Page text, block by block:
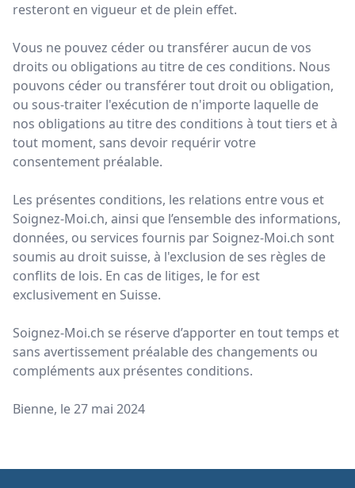
resteront en vigueur et de plein effet.
Vous ne pouvez céder ou transférer aucun de vos
droits ou obligations au titre de ces conditions. Nous
pouvons céder ou transférer tout droit ou obligation,
ou sous-traiter l'exécution de n'importe laquelle de
nos obligations au titre des conditions à tout tiers et à
tout moment, sans devoir requérir votre
consentement préalable.
Les présentes conditions, les relations entre vous et
Soignez-Moi.ch, ainsi que l’ensemble des informations,
données, ou services fournis par Soignez-Moi.ch sont
soumis au droit suisse, à l'exclusion de ses règles de
conflits de lois. En cas de litiges, le for est
exclusivement en Suisse.
Soignez-Moi.ch se réserve d’apporter en tout temps et
sans avertissement préalable des changements ou
compléments aux présentes conditions.
Bienne, le 27 mai 2024